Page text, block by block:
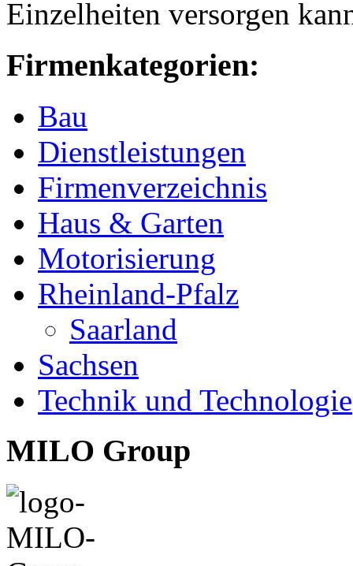
Einzelheiten versorgen
Firmenkategorien:
Bau
Dienstleistungen
Firmenverzeichnis
Haus & Garten
Motorisierung
Rheinland-Pfalz
Saarland
Sachsen
Technik und Technologie
MILO Group